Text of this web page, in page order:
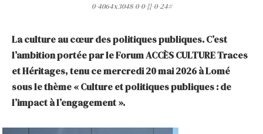
0-4064x3048-0-0-{}-0-24#
La culture au cœur des politiques publiques. C’est
l’ambition portée par le Forum ACCÈS CULTURE Traces
et Héritages, tenu ce mercredi 20 mai 2026 à Lomé
sous le thème « Culture et politiques publiques : de
l’impact à l’engagement ».